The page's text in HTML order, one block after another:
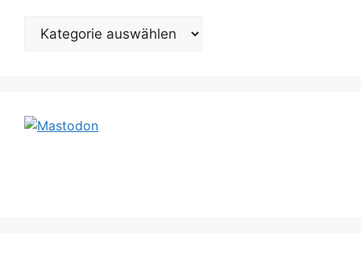
Kategorien